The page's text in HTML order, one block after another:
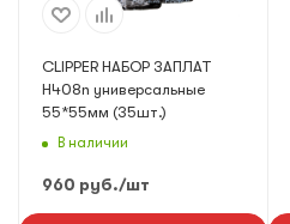
CLIPPER НАБОР ЗАПЛАТ
H408n универсальные
55*55мм (35шт.)
В наличии
960 руб./шт